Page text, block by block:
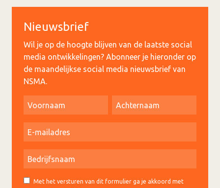
Nieuwsbrief
Wil je op de hoogte blijven van de laatste social
media ontwikkelingen? Abonneer je hieronder op
de maandelijkse social media nieuwsbrief van
NSMA.
Met het versturen van dit formulier ga je akkoord met